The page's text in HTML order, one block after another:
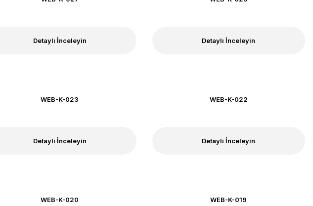
Detaylı İnceleyin Detaylı İnceleyin
WEB-K-023
Detaylı İnceleyin
WEB-K-022
Detaylı İnceleyin
WEB-K-020 WEB-K-019